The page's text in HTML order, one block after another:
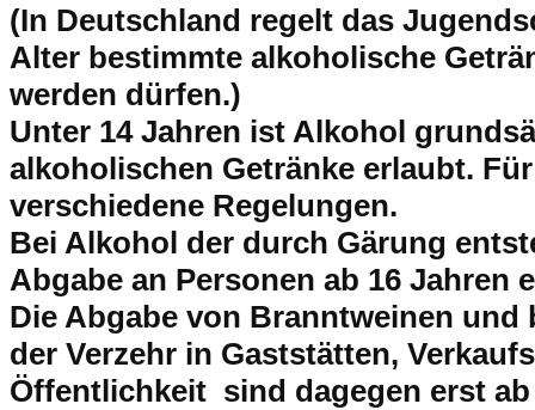
(In Deutschland regelt das
Alter bestimmte alkoholische
werden dürfen.)
Unter 14 Jahren ist Alkohol
alkoholischen Getränke erlaubt.
verschiedene Regelungen.
Bei Alkohol der durch Gärung
Abgabe an Personen ab 16 Jahren
Die Abgabe von Branntweinen
der Verzehr in Gaststätten,
Öffentlichkeit sind dagegen erst